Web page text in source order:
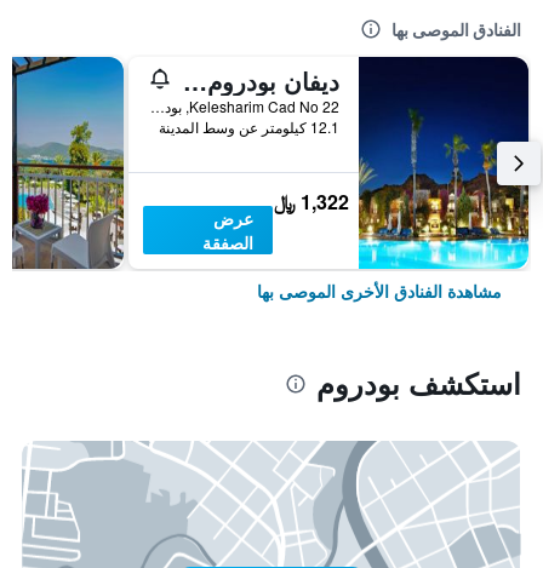
الفنادق الموصى بها
ديفان بودروم بالميرا
Kelesharim Cad No 22, بودروم, تركيا
12.1 كيلومتر عن وسط المدينة
1,322 ﷼
عرض
الصفقة
مشاهدة الفنادق الأخرى الموصى بها
استكشف بودروم